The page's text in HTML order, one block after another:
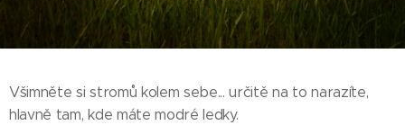
Všimněte si stromů kolem sebe... určitě na to narazíte,
hlavně tam, kde máte modré ledky.